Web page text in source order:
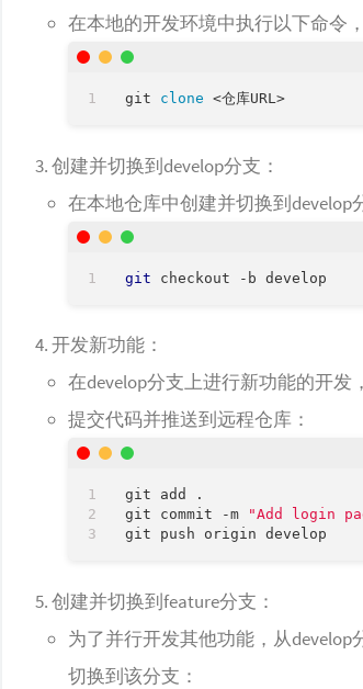
在本地的开发环境中执行以下命令
git clone
创建并切换到develop分支：
在本地仓库中创建并切换到develop
git
开发新功能：
在develop分支上进行新功能的开发
提交代码并推送到远程仓库：
git add .
git commit -m
"Add login
创建并切换到feature分支：
为了并行开发其他功能，从
切换到该分支：